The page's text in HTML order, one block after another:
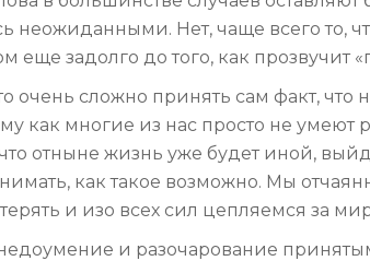
неожиданными. Нет, чаще всего то,
еще задолго до того, как прозвучит
очень сложно принять сам факт,
многие из нас просто не умеют
отныне жизнь уже будет иной,
как такое возможно. Мы
и изо всех сил цепляемся за
и разочарование